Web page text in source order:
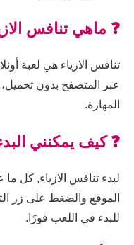
❓ ماهي تنافس
تنافس الازياء هي لعبة
عبر المتصفح بدون
المهارة.
❓ كيف يمكنني
لبدء تنافس الازياء, كل
الموقع والضغط على زر
للبدء في اللعب فورًا.